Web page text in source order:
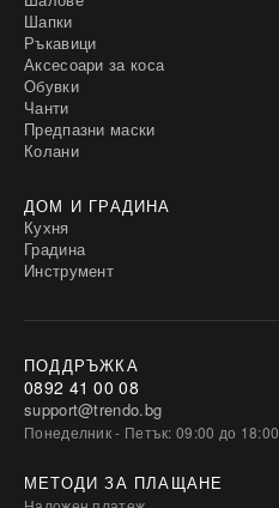
Шапки
Ръкавици
Аксесоари за коса
Обувки
Чанти
Предпазни маски
Колани
ДОМ И ГРАДИНА
Кухня
Градина
Инструмент
ПОДДРЪЖКА
0892 41 00 08
support@trendo.bg
Понеделник - Петък: 09:00 до 18:00
МЕТОДИ ЗА ПЛАЩАНЕ